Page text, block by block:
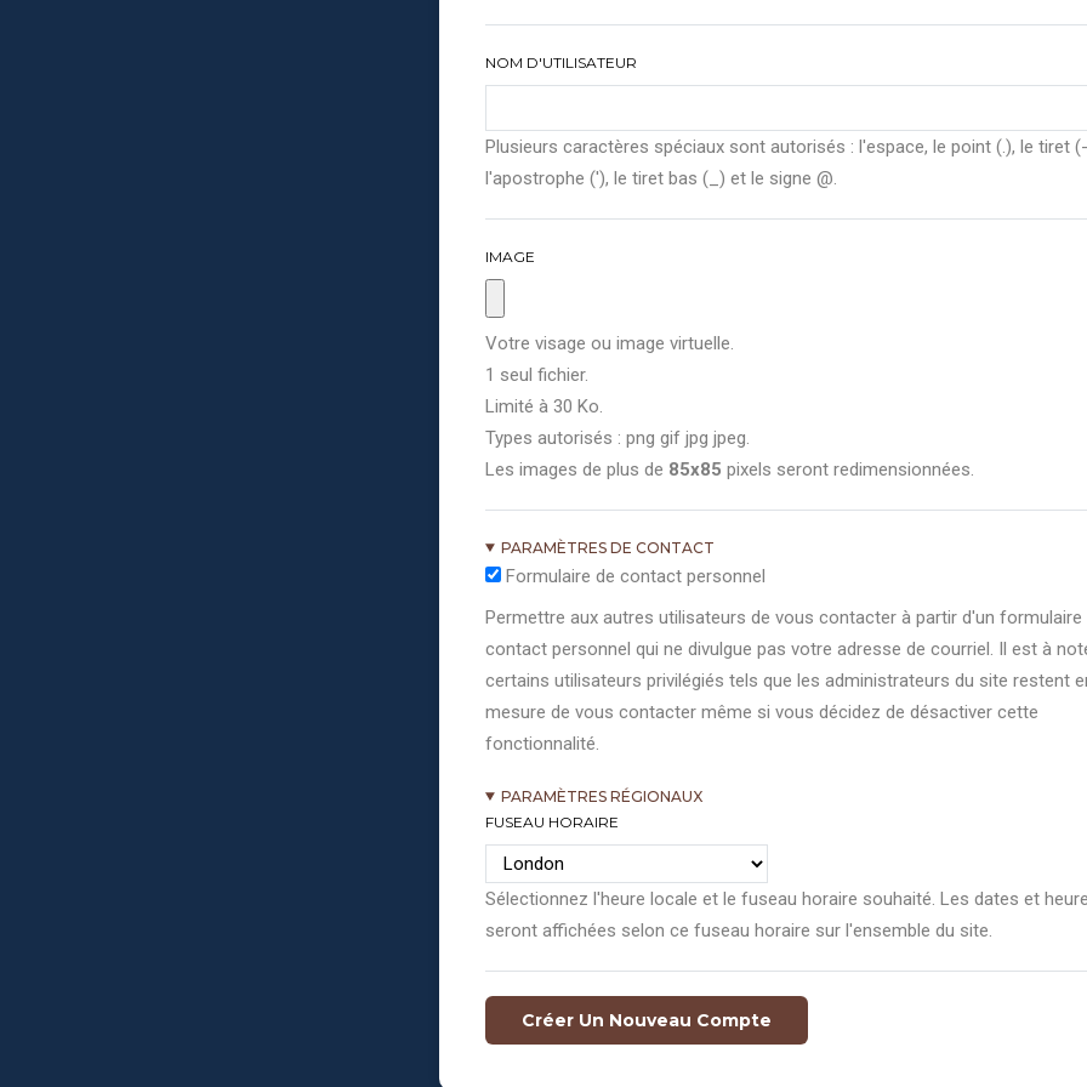
NOM D'UTILISATEUR
Plusieurs caractères spéciaux sont autorisés : l'espace, le point (.), le tiret
l'apostrophe ('), le tiret bas (_) et le signe @.
IMAGE
Votre visage ou image virtuelle.
1 seul fichier.
Limité à 30 Ko.
Types autorisés : png gif jpg jpeg.
Les images de plus de 85x85 pixels seront redimensionnées.
PARAMÈTRES DE CONTACT
Formulaire de contact personnel
Permettre aux autres utilisateurs de vous contacter à partir d'un formulaire
contact personnel qui ne divulgue pas votre adresse de courriel. Il est à
certains utilisateurs privilégiés tels que les administrateurs du site restent
mesure de vous contacter même si vous décidez de désactiver cette
fonctionnalité.
PARAMÈTRES RÉGIONAUX
FUSEAU HORAIRE
Sélectionnez l'heure locale et le fuseau horaire souhaité. Les dates et
seront affichées selon ce fuseau horaire sur l'ensemble du site.